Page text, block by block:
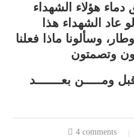
هؤلاء الشهداء
عاد الشهداء هذا
وسألونا ماذا فعلنا
ومـــــن بعـــــــد
4 comments